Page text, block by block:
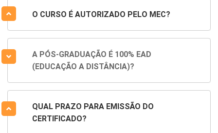
O CURSO É AUTORIZADO PELO MEC?
A PÓS-GRADUAÇÃO É 100% EAD
(EDUCAÇÃO A DISTÂNCIA)?
QUAL PRAZO PARA EMISSÃO DO
CERTIFICADO?